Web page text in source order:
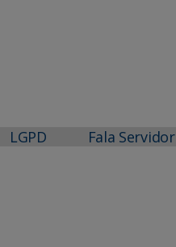
LGPD Fala Servidor